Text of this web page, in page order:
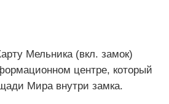
Мельника (вкл. замок)
центре, который
Мира внутри замка.